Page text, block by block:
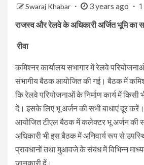
Swaraj Khabar 3 years ago
राजस्व और रेलवे के अधिकारी अर्जित भूमि का
रीवा
कमिश्नर कार्यालय सभागार में रेलवे
संभागीय बैठक आयोजित की गई। बैठक में
कि रेलवे परियोजनाओं के निर्माण कार्य में किसी
दें। इसके लिए भू अर्जन की सभी बाधाएं दूर
आयोजित टीएल बैठक में कलेक्टर भू अर्जन की
अधिकारी भी इस बैठक में अनिवार्य रूप से
प्रावधानों तथा मुआवजे के संबंध में विभिन्न
जानकारी दें।